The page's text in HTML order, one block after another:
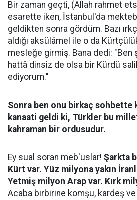
Bir zaman geçti, (Allah rahmet
esarette iken, İstanbul'da
geldikten sonra gördüm. Bazı
aldığı aksülâmel ile o da
mesleğe girmiş. Bana dedi: "Ben
hattâ dinsiz de olsa bir Kürdü
ediyorum."
Sonra ben onu birkaç sohbette
kanaati geldi ki, Türkler bu
kahraman bir ordusudur.
Ey sual soran meb'uslar! Şarkta
Kürt var. Yüz milyona yakın
Yetmiş milyon Arap var. Kırk
Acaba birbirine komşu, kardeş